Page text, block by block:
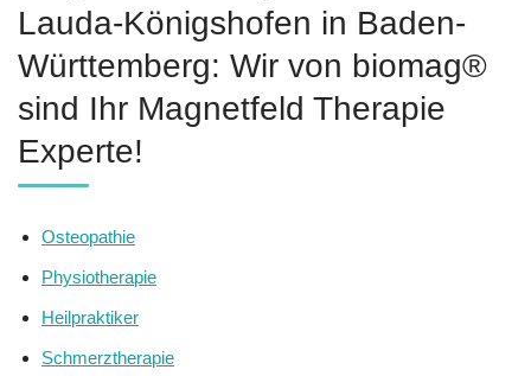
Lauda-Königshofen in Baden-
Württemberg: Wir von biomag®
sind Ihr Magnetfeld Therapie
Experte!
Osteopathie
Physiotherapie
Heilpraktiker
Schmerztherapie